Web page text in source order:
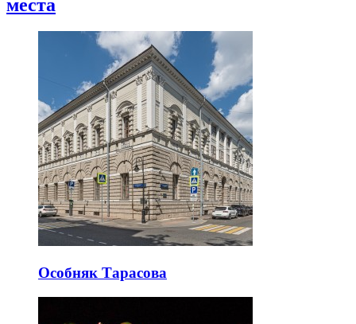
места
Особняк Тарасова